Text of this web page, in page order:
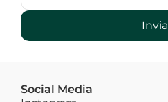
Invia
Social Media